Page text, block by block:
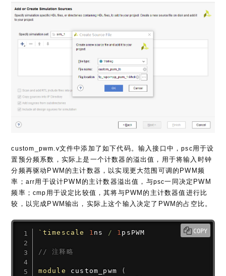
custom_pwm.v文件中添加了如下代码。输入接口中，psc用于设
置预分频系数，实际上是一个计数器的溢出值，用于将输入时钟
分频再驱动PWM的主计数器，以实现更大范围可调的PWM频
率； arr用于设计PWM的主计数器溢出值，与psc一同决定PWM
频率；cmp 用于设定比较值，其将与PWM的主计数器值进行比
较，以完成PWM输出，实际上这个输入决定了PWM的占空比。
`timescale 1 ns / 1 psPWM
// 注释略
module custom_pwm
(
COPY